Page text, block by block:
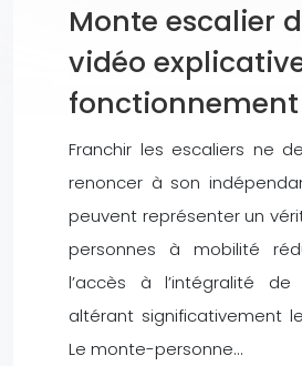
Monte escalier
vidéo
fonctionnement
Franchir les escaliers ne
renoncer à son
peuvent représenter un
personnes à mobilité
l’accès à l’intégralité
altérant significativement
Le monte-personne…